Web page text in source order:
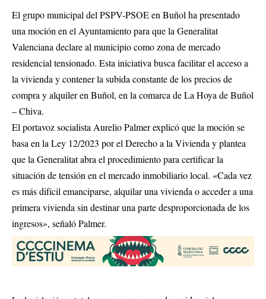
El grupo municipal del PSPV-PSOE en Buñol ha presentado
una moción en el Ayuntamiento para que la Generalitat
Valenciana declare al municipio como zona de mercado
residencial tensionado. Esta iniciativa busca facilitar el acceso a
la vivienda y contener la subida constante de los precios de
compra y alquiler en Buñol, en la comarca de La Hoya de Buñol
– Chiva.
El portavoz socialista Aurelio Palmer explicó que la moción se
basa en la Ley 12/2023 por el Derecho a la Vivienda y plantea
que la Generalitat abra el procedimiento para certificar la
situación de tensión en el mercado inmobiliario local. «Cada vez
es más difícil emanciparse, alquilar una vivienda o acceder a una
primera vivienda sin destinar una parte desproporcionada de los
ingresos», señaló Palmer.